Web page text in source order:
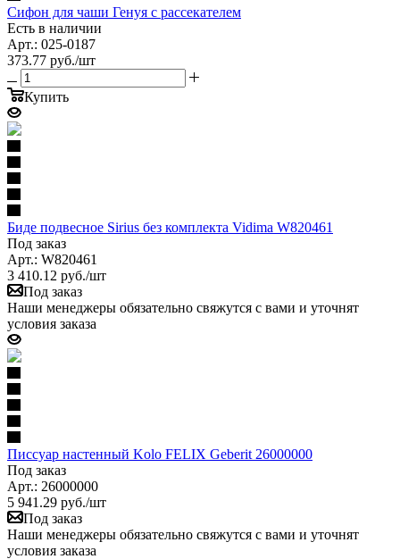
Сифон для чаши Генуя с рассекателем
Есть в наличии
Арт.: 025-0187
373.77 руб./шт
Купить
Биде подвесное Sirius без комплекта Vidima W820461
Под заказ
Арт.: W820461
3 410.12 руб./шт
Под заказ
Наши менеджеры обязательно свяжутся с вами и уточнят
условия заказа
Писсуар настенный Kolo FELIX Geberit 26000000
Под заказ
Арт.: 26000000
5 941.29 руб./шт
Под заказ
Наши менеджеры обязательно свяжутся с вами и уточнят
условия заказа